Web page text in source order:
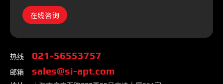
在线咨询
热线
021-56553757
邮箱
sales@si-apt.com